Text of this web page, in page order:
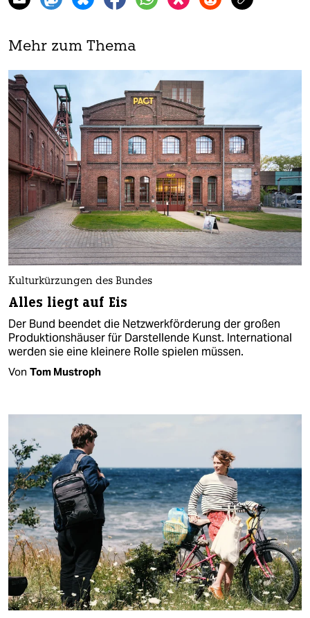
Mehr zum Thema
Kulturkürzungen des Bundes
Alles liegt auf Eis
Der Bund beendet die Netzwerkförderung der großen
Produktionshäuser für Darstellende Kunst. International
werden sie eine kleinere Rolle spielen müssen.
Von Tom Mustroph